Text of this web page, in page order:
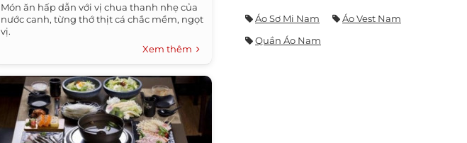
Món ăn hấp dẫn với vị chua thanh nhẹ của
nước canh, từng thớ thịt cá chắc mềm, ngọt
vị.
Xem thêm
Áo Sơ Mi Nam
Áo Vest Nam
Quần Áo Nam